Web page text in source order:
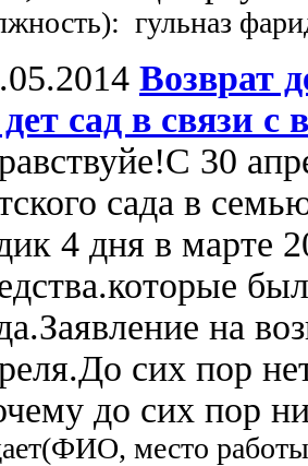
гульназ
Возврат
дет сад в связи
30
сада в
4 дня в марте
на
сих пор
до сих пор
место